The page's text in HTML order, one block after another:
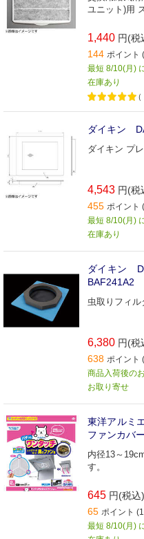
ユニット)用
1,440 円(税
144 ポイント
最短 8/10(月)
在庫あり
（
ダイキン
ダイキン プ
4,543 円(税
455 ポイント
最短 8/10(月)
在庫あり
ダイキン
BAF241A2
虫取りフィル
6,380 円(税
638 ポイント
商品入荷後の
お取り寄せ
東洋アルミ
ファンカバ
内径13～
す。
645 円(税込)
65 ポイント
最短 8/10(月)